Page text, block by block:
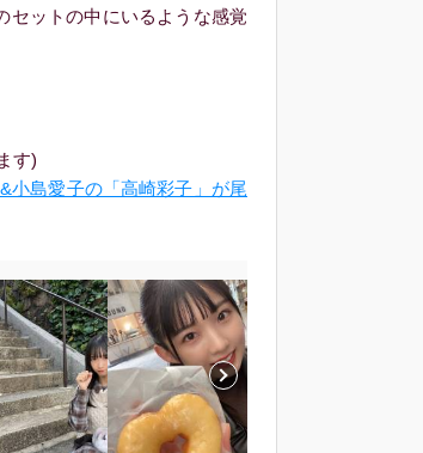
セットの中にいるような感覚
す)
小島愛子の「高崎彩子」が尾